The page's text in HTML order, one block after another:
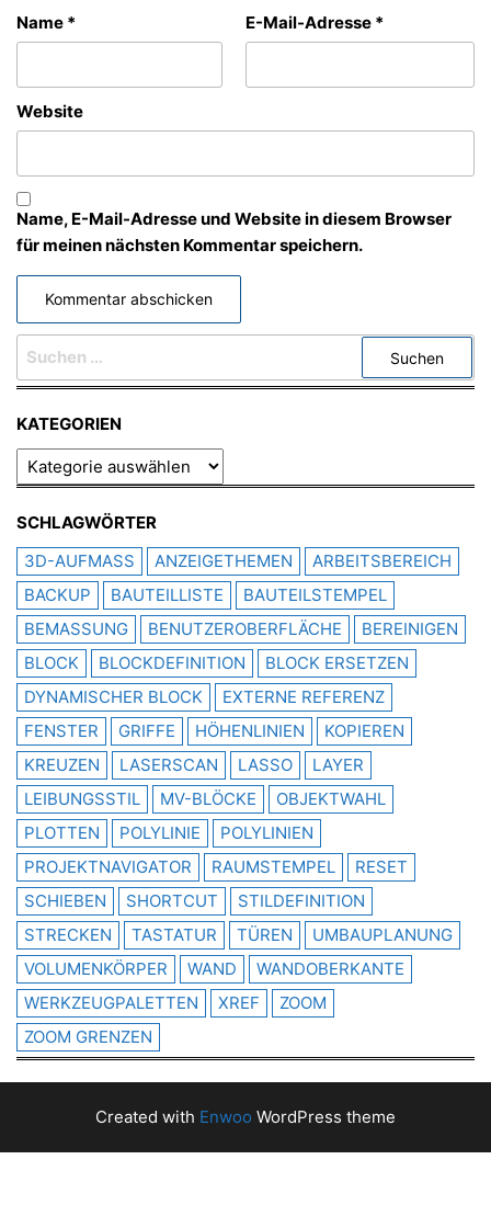
Name * E-Mail-Adresse *
Website
Name, E-Mail-Adresse und Website in diesem Browser
für meinen nächsten Kommentar speichern.
KATEGORIEN
KATEGORIEN
SCHLAGWÖRTER
3D-AUFMASS
ANZEIGETHEMEN
ARBEITSBEREICH
BACKUP
BAUTEILLISTE
BAUTEILSTEMPEL
BEMASSUNG
BENUTZEROBERFLÄCHE
BEREINIGEN
BLOCK
BLOCKDEFINITION
BLOCK ERSETZEN
DYNAMISCHER BLOCK
EXTERNE REFERENZ
FENSTER
GRIFFE HÖHENLINIEN
KOPIEREN
KREUZEN
LASERSCAN LASSO
LAYER
LEIBUNGSSTIL
MV-BLÖCKE
OBJEKTWAHL
PLOTTEN
POLYLINIE
POLYLINIEN
PROJEKTNAVIGATOR
RAUMSTEMPEL
RESET
SCHIEBEN
SHORTCUT
STILDEFINITION
STRECKEN
TASTATUR TÜREN
UMBAUPLANUNG
VOLUMENKÖRPER
WAND
WANDOBERKANTE
WERKZEUGPALETTEN
XREF
ZOOM
ZOOM GRENZEN
Created with Enwoo WordPress theme